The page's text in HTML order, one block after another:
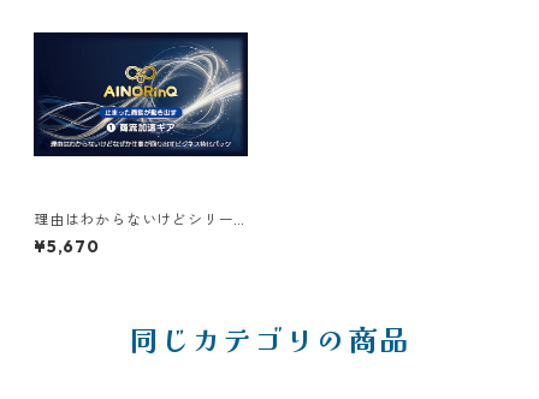
理由はわからないけどシリー
ズ【D】｜なぜか仕事が回り出
すビジネス特化パック ❶商流
¥5,670
同じカテゴリの商品